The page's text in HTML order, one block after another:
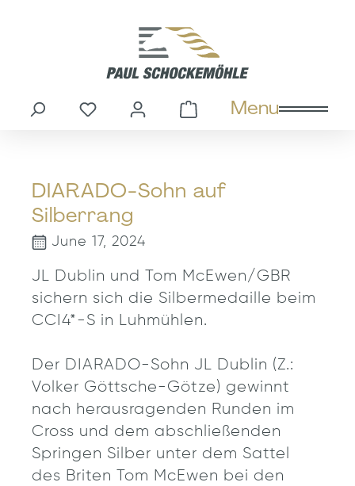
Menu
You have 0 wishlist items
Shopping cart
DIARADO-Sohn auf
Silberrang
June 17, 2024
JL Dublin und Tom McEwen/GBR
sichern sich die Silbermedaille beim
CCI4*-S in Luhmühlen.
Der DIARADO-Sohn JL Dublin (Z.:
Volker Göttsche-Götze) gewinnt
nach herausragenden Runden im
Cross und dem abschließenden
Springen Silber unter dem Sattel
des Briten Tom McEwen bei den